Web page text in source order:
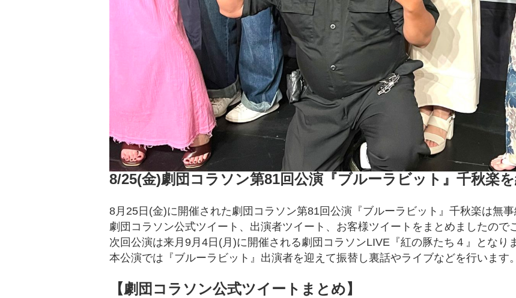
8/25(金)劇団コラソン第81回公演『ブルーラビット』千秋楽
8月25日(金)に開催された劇団コラソン第81回公演『ブルーラビット』千秋楽は無事
劇団コラソン公式ツイート、出演者ツイート、お客様ツイートをまとめましたので
次回公演は来月9月4日(月)に開催される劇団コラソンLIVE『紅の豚たち４』となり
本公演では『ブルーラビット』出演者を迎えて振替し裏話やライブなどを行います
【劇団コラソン公式ツイートまとめ】